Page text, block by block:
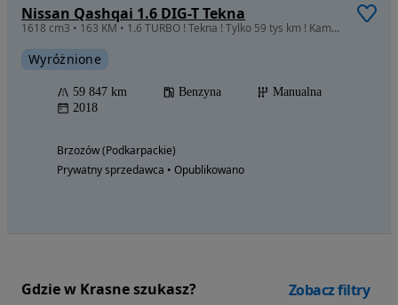
Nissan Qashqai 1.6 DIG-T Tekna
1618 cm3 • 163 KM • 1.6 TURBO ! Tekna ! Tylko 59 tys km ! Kamera 360 ! Navi ! Panorama !
Wyróżnione
59 847 km Benzyna
Manualna
2018
Brzozów (Podkarpackie)
Prywatny sprzedawca • Opublikowano
Gdzie w Krasne szukasz? Zobacz filtry